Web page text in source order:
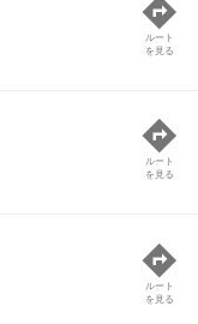
ルート
を見る
ルート
を見る
ルート
を見る